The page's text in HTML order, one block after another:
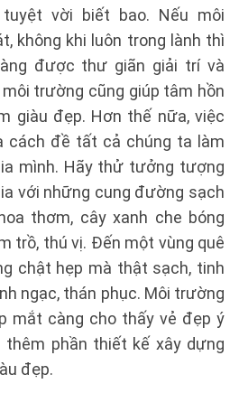
vời biết bao. Nếu môi
không khi luôn trong lành thì
được thư giãn giải trí và
trường cũng giúp tâm hồn
giàu đẹp. Hơn thế nữa, việc
cách đề tất cả chúng ta làm
mình. Hãy thử tưởng tượng
với những cung đường sạch
thơm, cây xanh che bóng
trồ, thú vị. Đến một vùng quê
chật hẹp mà thật sạch, tinh
ngạc, thán phục. Môi trường
mắt càng cho thấy vẻ đẹp ý
phần thiết kế xây dựng
đẹp.